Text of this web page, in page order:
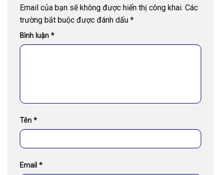
Email của bạn sẽ không được hiển thị công khai. Các
trường bắt buộc được đánh dấu *
Bình luận *
Tên *
Email *